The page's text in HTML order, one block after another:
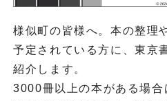
様似町の皆様へ。本の整理
予定されている方に、東京
紹介します。
3000冊以上の本がある場